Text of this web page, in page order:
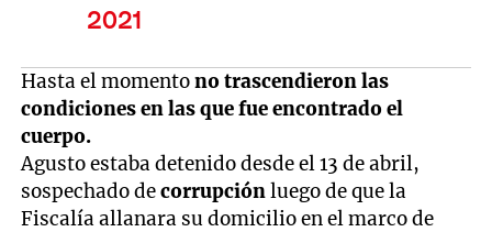
2021
Hasta el momentono trascendieron las
condiciones en las que fue encontrado el
cuerpo.
Agusto estaba detenido desde el 13 de abril,
sospechado decorrupciónluego de que la
Fiscalía allanara su domicilio en el marco de